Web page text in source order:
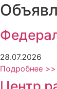
28.07.2026
Подробнее >>